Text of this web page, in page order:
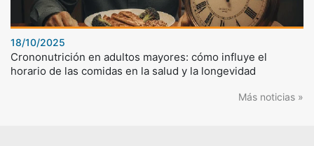
18/10/2025
Crononutrición en adultos mayores: cómo influye el
horario de las comidas en la salud y la longevidad
Más noticias »